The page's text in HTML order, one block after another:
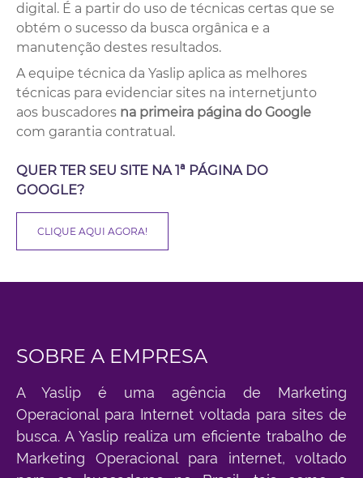
digital. É a partir do uso de técnicas certas que se
obtém o sucesso da busca orgânica e a
manutenção destes resultados.
A equipe técnica da Yaslip aplica as melhores
técnicas para evidenciar sites na internetjunto
aos buscadores na primeira página do Google
com garantia contratual.
QUER TER SEU SITE NA 1ª PÁGINA DO
GOOGLE?
CLIQUE AQUI AGORA!
SOBRE A EMPRESA
A Yaslip é uma agência de Marketing
Operacional para Internet voltada para sites de
busca. A Yaslip realiza um eficiente trabalho de
Marketing Operacional para internet, voltado